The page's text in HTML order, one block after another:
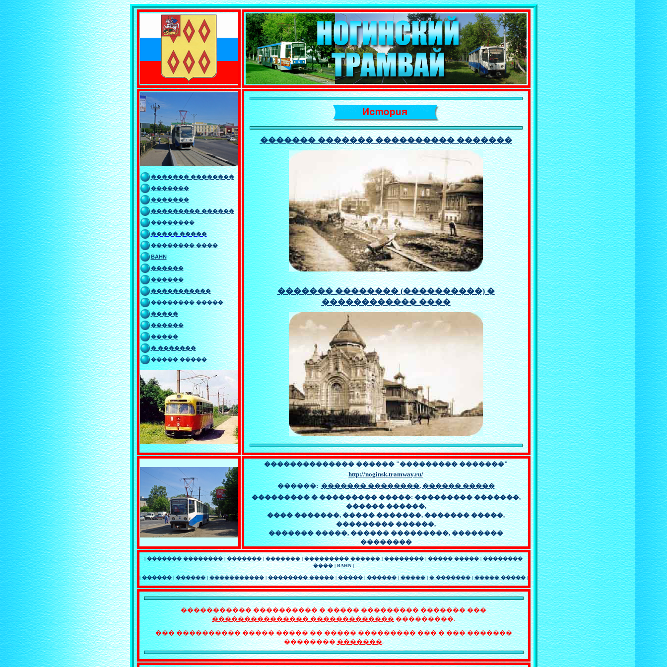
������� ��������
�������
�������
��������� ������
��������
����� �����
�������� ����
BAHN
������
������
�����������
�������� �����
�����
������
�����
� �������
����� �����
������� ������� ���������� �������
������� �������� (����������) �
������������ ����
�������������� ������ "��������� �������"
http://noginsk.tramway.ru/
������:������� ��������,������ �����
��������� � ��������� �����: ��������� �������,
������ ������,
���� �������,����� �������, ������� �����,
��������� ������,
������������, ������ ���������,��������
��������
| ������� �������� |������� | ������� |��������� ������ |�������� |����� ����� |��������
���� | BAHN |
|������ |������ |����������� |�������� ����� |����� | ������ | ����� | � ������� | ����� ����� |
����������� ���������� � ����� ��������� ������� ���
��������������� ����������������������.
��� ���������� ����� ����� �� ����� ��������� ��� � ��� �������
���������������.